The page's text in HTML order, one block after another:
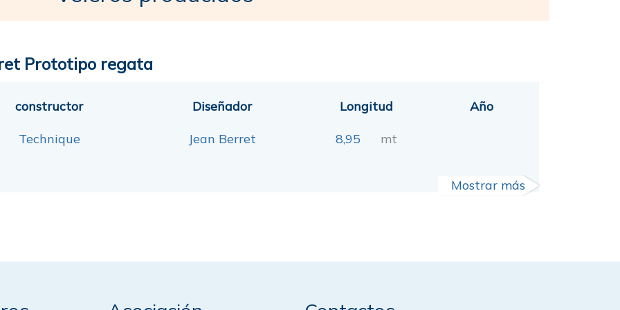
Prototipo regata
constructor
Technique
Diseñador
Jean Berret
Longitud
8,95 mt
Año
Mostrar más